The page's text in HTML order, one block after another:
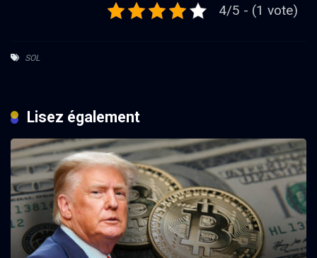
4/5 - (1 vote)
SOL
Lisez également